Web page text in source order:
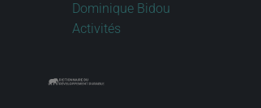
Dominique Bidou
Activités